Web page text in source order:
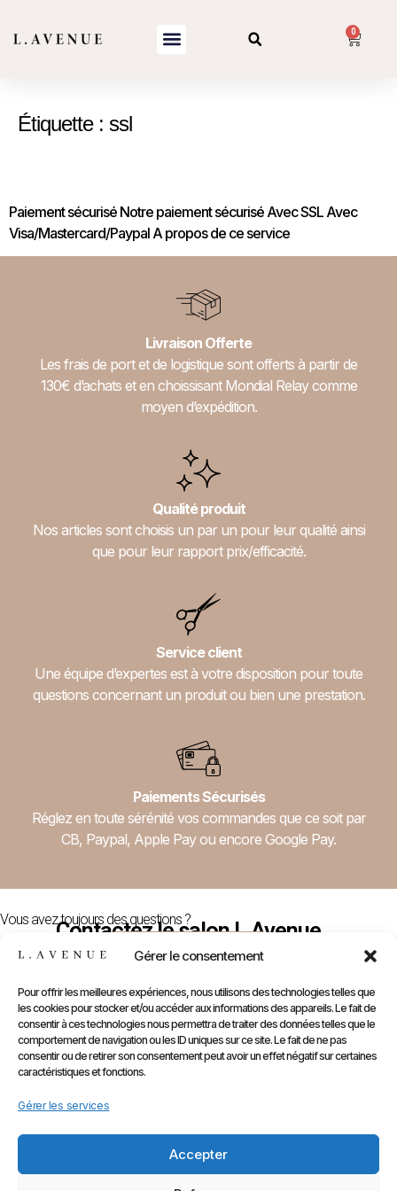
Gérer le consentement
Pour offrir les meilleures expériences, nous utilisons des technologies telles que
les cookies pour stocker et/ou accéder aux informations des appareils. Le fait de
consentir à ces technologies nous permettra de traiter des données telles que le
comportement de navigation ou les ID uniques sur ce site. Le fait de ne pas
consentir ou de retirer son consentement peut avoir un effet négatif sur certaines
caractéristiques et fonctions.
Gérer les services
Accepter
0
Étiquette : ssl
Paiement sécurisé Notre paiement sécurisé Avec SSL Avec
Visa/Mastercard/Paypal A propos de ce service
Livraison Offerte
Les frais de port et de logistique sont offerts à partir de
130€ d’achats et en choissisant Mondial Relay comme
moyen d’expédition.
Qualité produit
Nos articles sont choisis un par un pour leur qualité ainsi
que pour leur rapport prix/efficacité.
Service client
Une équipe d’expertes est à votre disposition pour toute
questions concernant un produit ou bien une prestation.
Paiements Sécurisés
Réglez en toute sérénité vos commandes que ce soit par
CB, Paypal, Apple Pay ou encore Google Pay.
Vous avez toujours des questions ?
Contactez le salon L.Avenue
Nous Contacter
E-
Shop
Gammes
Marques
Compte
Infos
Prendre
RDV
CGV